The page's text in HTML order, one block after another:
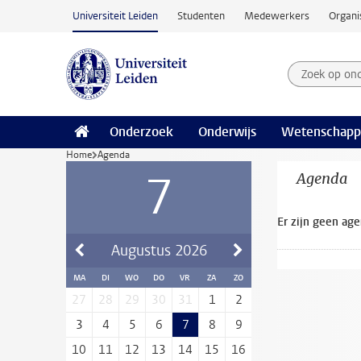
Ga naar hoofdinhoud
Universiteit Leiden Studenten Medewerkers
Zoek op
Zoekterm
Onderzoek Onderwijs
Home Agenda
7
Augustus 2026
MA DI WO DO VR ZA ZO
27 28 29 30 31 1
2
3
4 5 6 7 8
9
10
11 12 13 14 15
16
Agenda
Er zijn geen